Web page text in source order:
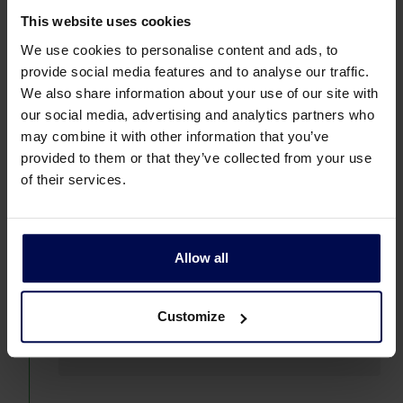
This website uses cookies
We use cookies to personalise content and ads, to
provide social media features and to analyse our traffic.
We also share information about your use of our site with
our social media, advertising and analytics partners who
may combine it with other information that you’ve
provided to them or that they’ve collected from your use
of their services.
Allow all
Customize
Redox Water Technology
Redox Waste Recycling
Ingenieursbureau Schneider
K-Pack Water Technology
UCY Waste-Water to Energy
Al onze producten zijn ontworpen en
Technologies.